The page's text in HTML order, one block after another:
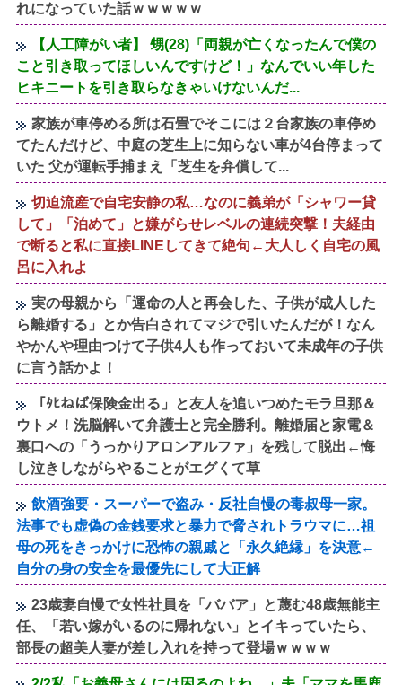
れになっていた話ｗｗｗｗｗ
【人工障がい者】 甥(28)「両親が亡くなったんで僕の
こと引き取ってほしいんですけど！」なんでいい年した
ヒキニートを引き取らなきゃいけないんだ...
家族が車停める所は石畳でそこには２台家族の車停め
てたんだけど、中庭の芝生上に知らない車が4台停まって
いた 父が運転手捕まえ「芝生を弁償して...
切迫流産で自宅安静の私…なのに義弟が「シャワー貸
して」「泊めて」と嫌がらせレベルの連続突撃！夫経由
で断ると私に直接LINEしてきて絶句←大人しく自宅の風
呂に入れよ
実の母親から「運命の人と再会した、子供が成人した
ら離婚する」とか告白されてマジで引いたんだが！なん
やかんや理由つけて子供4人も作っておいて未成年の子供
に言う話かよ！
「ﾀﾋねば保険金出る」と友人を追いつめたモラ旦那＆
ウトメ！洗脳解いて弁護士と完全勝利。離婚届と家電＆
裏口への「うっかりアロンアルファ」を残して脱出←悔
し泣きしながらやることがエグくて草
飲酒強要・スーパーで盗み・反社自慢の毒叔母一家。
法事でも虚偽の金銭要求と暴力で脅されトラウマに…祖
母の死をきっかけに恐怖の親戚と「永久絶縁」を決意←
自分の身の安全を最優先にして大正解
23歳妻自慢で女性社員を「ババア」と蔑む48歳無能主
任、「若い嫁がいるのに帰れない」とイキっていたら、
部長の超美人妻が差し入れを持って登場ｗｗｗｗ